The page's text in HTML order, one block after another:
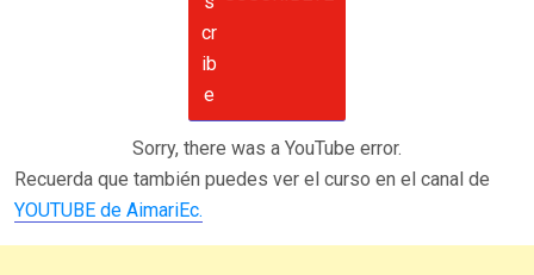
Sorry, there was a YouTube error.
Recuerda que también puedes ver el curso en el canal de
YOUTUBE de AimariEc.